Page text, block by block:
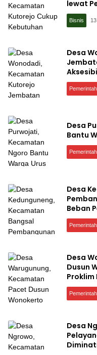
lewat
Bisnis
Desa
Desa
Bantu
Desa
Beban
Desa
Dusun
Desa